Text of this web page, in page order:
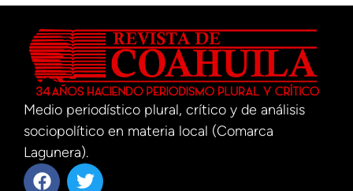
Medio periodístico plural, crítico y de análisis
sociopolítico en materia local (Comarca
Lagunera).